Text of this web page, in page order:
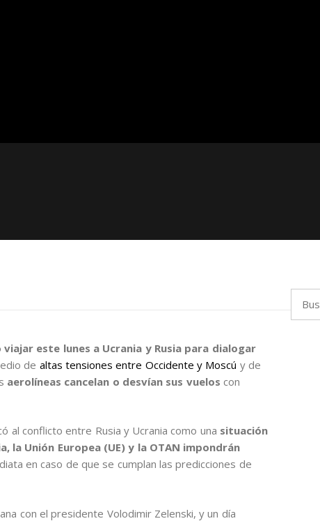
este lunes a Ucrania y Rusia para dialogar
de altas tensiones entre Occidente y Moscú y de
aerolíneas cancelan o desvían sus vuelos con
al conflicto entre Rusia y Ucrania como una situación
la Unión Europea (UE) y la OTAN impondrán
en caso de que se cumplan las predicciones de
con el presidente Volodimir Zelenski, y un día